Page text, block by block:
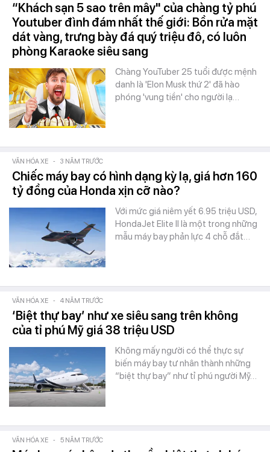
“Khách sạn 5 sao trên mây" của chàng tỷ phú
Youtuber đình đám nhất thế giới: Bồn rửa mặt
dát vàng, trưng bày đá quý triệu đô, có luôn
phòng Karaoke siêu sang
Chàng YouTuber 25 tuổi được mệnh
danh là 'Elon Musk thứ 2' đã hào
phóng 'vung tiền' cho người lạ…
VĂN HÓA XE - 3 NĂM TRƯỚC
Chiếc máy bay có hình dạng kỳ lạ, giá hơn 160
tỷ đồng của Honda xịn cỡ nào?
Với mức giá niêm yết 6.95 triệu USD,
HondaJet Elite II là một trong những
mẫu máy bay phản lực 4 chỗ đắt…
VĂN HÓA XE - 4 NĂM TRƯỚC
‘Biệt thự bay’ như xe siêu sang trên không
của tỉ phú Mỹ giá 38 triệu USD
Không mấy người có thể thực sự
biến máy bay tư nhân thành những
“biệt thự bay” như tỉ phú người Mỹ…
VĂN HÓA XE - 5 NĂM TRƯỚC